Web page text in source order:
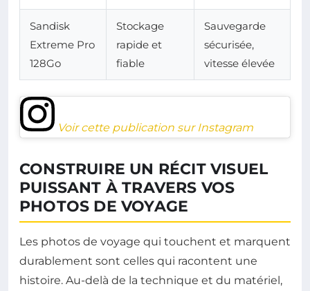
Sandisk
Extreme Pro
128Go
Stockage
rapide et
fiable
Sauvegarde
sécurisée,
vitesse élevée
Voir cette publication sur Instagram
CONSTRUIRE UN RÉCIT VISUEL
PUISSANT À TRAVERS VOS
PHOTOS DE VOYAGE
Les photos de voyage qui touchent et marquent
durablement sont celles qui racontent une
histoire. Au-delà de la technique et du matériel,